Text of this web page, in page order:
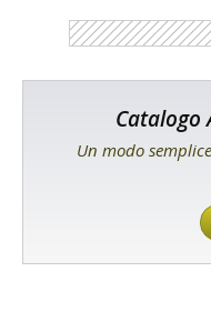
Catalogo
Un modo